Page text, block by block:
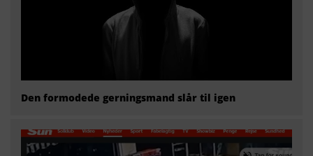
Den formodede gerningsmand slår til igen